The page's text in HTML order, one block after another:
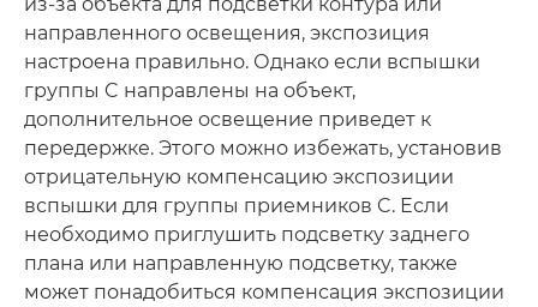
направленного освещения, экспозиция
настроена правильно. Однако если вспышки
группы C направлены на объект,
дополнительное освещение приведет к
передержке. Этого можно избежать, установив
отрицательную компенсацию экспозиции
вспышки для группы приемников C. Если
необходимо приглушить подсветку заднего
плана или направленную подсветку, также
может понадобиться компенсация экспозиции